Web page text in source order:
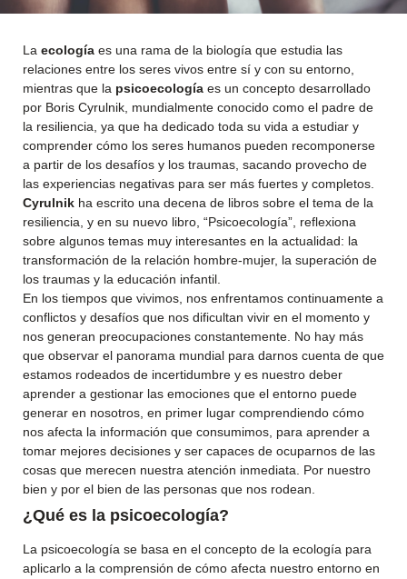
La ecología es una rama de la biología que estudia las
relaciones entre los seres vivos entre sí y con su entorno,
mientras que la psicoecología es un concepto desarrollado
por Boris Cyrulnik, mundialmente conocido como el padre de
la resiliencia, ya que ha dedicado toda su vida a estudiar y
comprender cómo los seres humanos pueden recomponerse
a partir de los desafíos y los traumas, sacando provecho de
las experiencias negativas para ser más fuertes y completos.
Cyrulnik ha escrito una decena de libros sobre el tema de la
resiliencia, y en su nuevo libro, “Psicoecología”, reflexiona
sobre algunos temas muy interesantes en la actualidad: la
transformación de la relación hombre-mujer, la superación de
los traumas y la educación infantil.
En los tiempos que vivimos, nos enfrentamos continuamente a
conflictos y desafíos que nos dificultan vivir en el momento y
nos generan preocupaciones constantemente. No hay más
que observar el panorama mundial para darnos cuenta de que
estamos rodeados de incertidumbre y es nuestro deber
aprender a gestionar las emociones que el entorno puede
generar en nosotros, en primer lugar comprendiendo cómo
nos afecta la información que consumimos, para aprender a
tomar mejores decisiones y ser capaces de ocuparnos de las
cosas que merecen nuestra atención inmediata. Por nuestro
bien y por el bien de las personas que nos rodean.
¿Qué es la psicoecología?
La psicoecología se basa en el concepto de la ecología para
aplicarlo a la comprensión de cómo afecta nuestro entorno en